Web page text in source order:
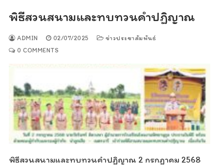
พิธีสวนสนามและทบทวนคำปฏิญาณ
ADMIN 02/07/2025
ข่าวประชาสัมพันธ์
0 COMMENTS
พิธีสวนสนามและทบทวนคำปฏิญาณ 2 กรกฎาคม 2568